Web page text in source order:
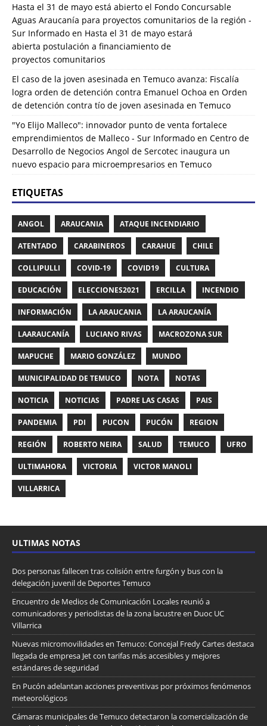
Hasta el 31 de mayo está abierto el Fondo Concursable
Aguas Araucanía para proyectos comunitarios de la región -
Sur Informado en Hasta el 31 de mayo estará
abierta postulación a financiamiento de
proyectos comunitarios
El caso de la joven asesinada en Temuco avanza: Fiscalía
logra orden de detención contra Emanuel Ochoa en Orden
de detención contra tío de joven asesinada en Temuco
"Yo Elijo Malleco": innovador punto de venta fortalece
emprendimientos de Malleco - Sur Informado en Centro de
Desarrollo de Negocios Angol de Sercotec inaugura un
nuevo espacio para microempresarios en Temuco
ETIQUETAS
ANGOL ARAUCANIA ATAQUE INCENDIARIO
ATENTADO CARABINEROS CARAHUE CHILE
COLLIPULLI COVID-19 COVID19 CULTURA
EDUCACIÓN ELECCIONES2021 ERCILLA INCENDIO
INFORMACIÓN LA ARAUCANIA LA ARAUCANÍA
LAARAUCANÍA LUCIANO RIVAS MACROZONA SUR
MAPUCHE MARIO GONZÁLEZ MUNDO
MUNICIPALIDAD DE TEMUCO NOTA NOTAS
NOTICIA NOTICIAS PADRE LAS CASAS PAIS
PANDEMIA PDI PUCON PUCÓN REGION
REGIÓN ROBERTO NEIRA SALUD TEMUCO UFRO
ULTIMAHORA VICTORIA VICTOR MANOLI
VILLARRICA
ULTIMAS NOTAS
Dos personas fallecen tras colisión entre furgón y bus con la
delegación juvenil de Deportes Temuco
Encuentro de Medios de Comunicación Locales reunió a
comunicadores y periodistas de la zona lacustre en Duoc UC
Villarrica
Nuevas micromovilidades en Temuco: Concejal Fredy Cartes destaca
llegada de empresa Jet con tarifas más accesibles y mejores
estándares de seguridad
En Pucón adelantan acciones preventivas por próximos fenómenos
meteorológicos
Cámaras municipales de Temuco detectaron la comercialización de